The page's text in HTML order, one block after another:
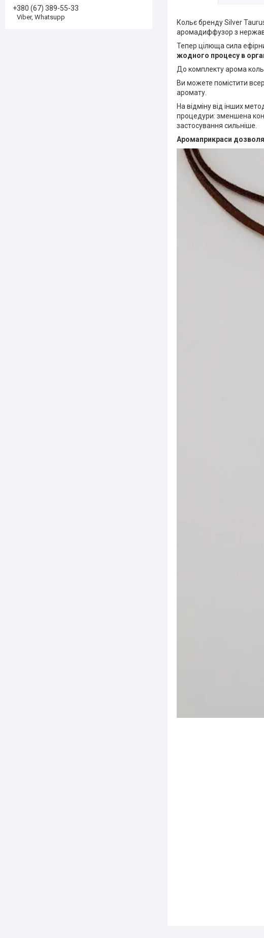
Кольє бренду Silver
аромадиффузор з
Тепер цілюща сила
жодного процесу в
До комплекту арома
Ви можете помістити
аромату.
На відміну від інших
процедури: зменшена
застосування сильніше.
Аромаприкраси
+380 (67) 389-55-33
Viber, Whatsupp